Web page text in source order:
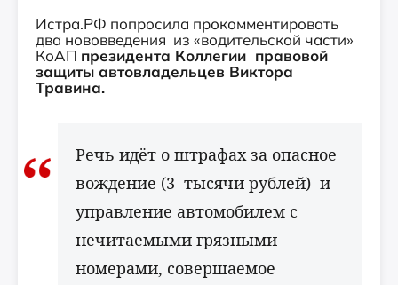
Истра.РФ попросила прокомментировать
два нововведения из «водительской части»
КоАП президента Коллегии правовой
защиты автовладельцев Виктора
Травина.
Речь идёт о штрафах за опасное
вождение (3 тысячи рублей) и
управление автомобилем с
нечитаемыми грязными
номерами, совершаемое